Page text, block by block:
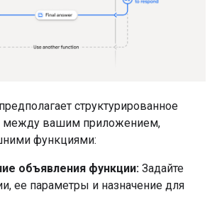
структурированное
между вашим приложением,
функциями:
объявления функции: Задайте
ее параметры и назначение для